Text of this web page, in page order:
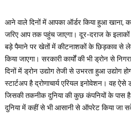
आने वाले दिनों में आपका ऑर्डर किया हुआ खाना,
जरिए आप तक पहुंच जाएगा। दूर-दराज के इलाकों
बड़े पैमाने पर खेतों में कीटनाशकों के छिड़काव से
किया जाएगा। सरकारी कार्यों की भी ड्रोन से
दिनों में ड्रोन उद्योग तेजी से उभरता हुआ उद्योग
स्टार्टअप है द्रोणाचार्य एरियल इनोवेशन। वह ऐसे
जिसकी तकनीक दुनिया की कुछ कंपनियों के पास
दुनिया में कहीं से भी आसानी से ऑपरेट किया जा